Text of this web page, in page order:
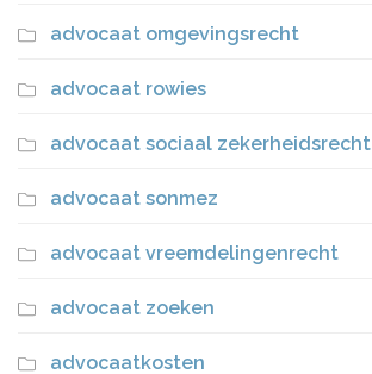
advocaat omgevingsrecht
advocaat rowies
advocaat sociaal zekerheidsrecht
advocaat sonmez
advocaat vreemdelingenrecht
advocaat zoeken
advocaatkosten